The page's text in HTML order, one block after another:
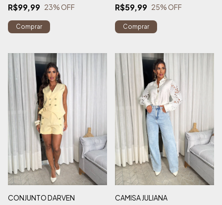
R$99,99 23% OFF
Comprar
R$59,99 25% OFF
Comprar
CONJUNTO DARVEN CAMISA JULIANA